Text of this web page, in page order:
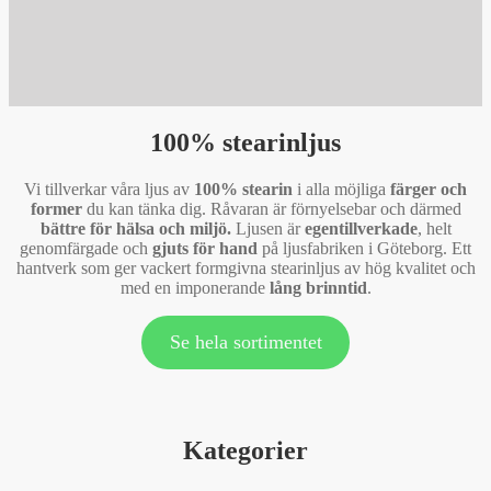
100% stearinljus
Vi tillverkar våra ljus av 100% stearin i alla möjliga färger och
formerdu kan tänka dig. Råvaran är förnyelsebar och därmed
bättre för hälsa och miljö.Ljusen äregentillverkade, helt
genomfärgade och gjuts för hand på ljusfabriken i Göteborg. Ett
hantverk som ger vackert formgivna stearinljus av hög kvalitet och
med en imponerande lång brinntid.
Se hela sortimentet
Kategorier